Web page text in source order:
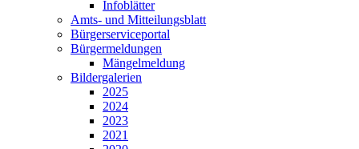
Infoblätter
Amts- und Mitteilungsblatt
Bürgerserviceportal
Bürgermeldungen
Mängelmeldung
Bildergalerien
2025
2024
2023
2021